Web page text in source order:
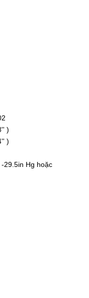
)
)
29.5in Hg hoặc